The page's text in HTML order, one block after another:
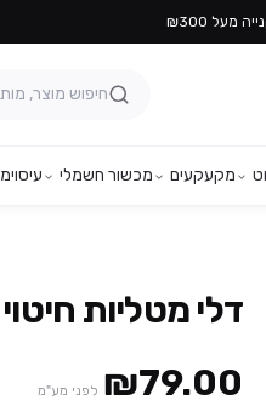
מעל ₪300
מקעקעים מכשור חשמלי עיסוי
דלי מטליות חיטוי – 500
₪79.00 לפני מע"מ